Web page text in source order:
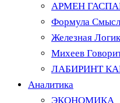
АРМЕН
Формула
Железная
Михеев
ЛАБИРИНТ
Аналитика
ЭКОНОМИКА